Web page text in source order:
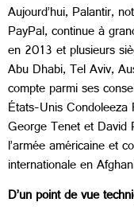
Aujourd’hui, Palantir,
PayPal, continue à
en 2013 et plusieurs
Abu Dhabi, Tel Aviv,
compte parmi ses
États-Unis
George Tenet et David
l’armée américaine et
internationale en
D’un point de vue